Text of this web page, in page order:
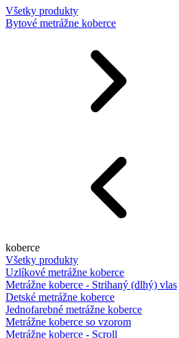
Všetky produkty
Bytové metrážne koberce
koberce
Všetky produkty
Uzlíkové metrážne koberce
Metrážne koberce - Strihaný (dlhý) vlas
Detské metrážne koberce
Jednofarebné metrážne koberce
Metrážne koberce so vzorom
Metrážne koberce - Scroll